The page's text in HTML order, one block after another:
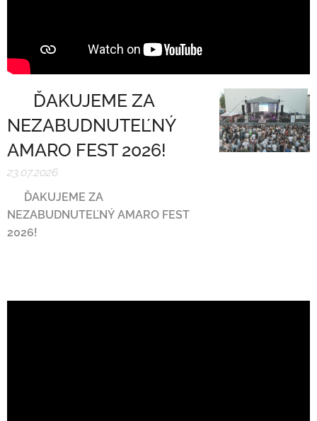
❤️ ĎAKUJEME ZA
NEZABUDNUTEĽNÝ
AMARO FEST 2026! ❤️
23.07.2026
ĎAKUJEME ZA
NEZABUDNUTEĽNÝ AMARO FEST
2026!